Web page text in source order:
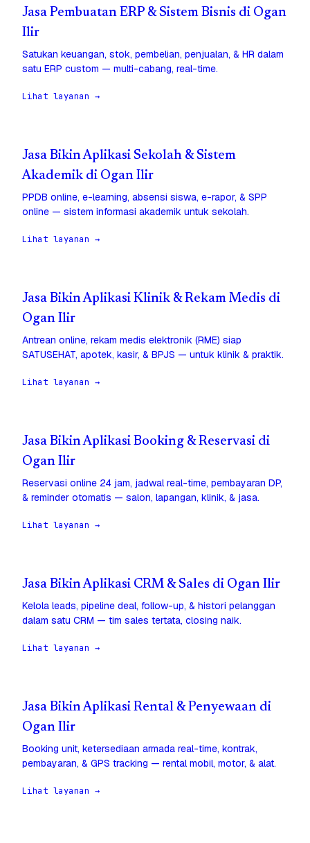
Jasa Pembuatan ERP & Sistem Bisnis di Ogan
Ilir
Satukan keuangan, stok, pembelian, penjualan, & HR dalam
satu ERP custom — multi-cabang, real-time.
Lihat layanan →
Jasa Bikin Aplikasi Sekolah & Sistem
Akademik di Ogan Ilir
PPDB online, e-learning, absensi siswa, e-rapor, & SPP
online — sistem informasi akademik untuk sekolah.
Lihat layanan →
Jasa Bikin Aplikasi Klinik & Rekam Medis di
Ogan Ilir
Antrean online, rekam medis elektronik (RME) siap
SATUSEHAT, apotek, kasir, & BPJS — untuk klinik & praktik.
Lihat layanan →
Jasa Bikin Aplikasi Booking & Reservasi di
Ogan Ilir
Reservasi online 24 jam, jadwal real-time, pembayaran DP,
& reminder otomatis — salon, lapangan, klinik, & jasa.
Lihat layanan →
Jasa Bikin Aplikasi CRM & Sales di Ogan Ilir
Kelola leads, pipeline deal, follow-up, & histori pelanggan
dalam satu CRM — tim sales tertata, closing naik.
Lihat layanan →
Jasa Bikin Aplikasi Rental & Penyewaan di
Ogan Ilir
Booking unit, ketersediaan armada real-time, kontrak,
pembayaran, & GPS tracking — rental mobil, motor, & alat.
Lihat layanan →